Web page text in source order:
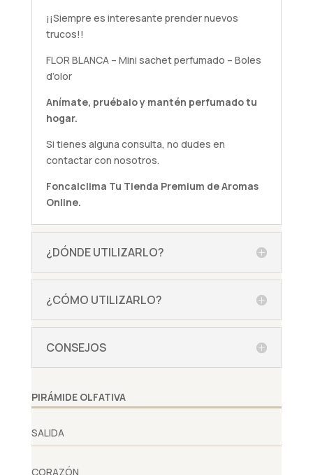
¡¡Siempre es interesante prender nuevos
trucos!!
FLOR BLANCA – Mini sachet perfumado – Boles
d’olor
Anímate, pruébaloy mantén perfumado tu
hogar.
Si tienes alguna consulta, no dudes en
contactar con nosotros.
Foncalclima Tu Tienda Premium de Aromas
Online.
¿DÓNDE UTILIZARLO?
¿CÓMO UTILIZARLO?
CONSEJOS
PIRÁMIDE OLFATIVA
SALIDA
CORAZÓN